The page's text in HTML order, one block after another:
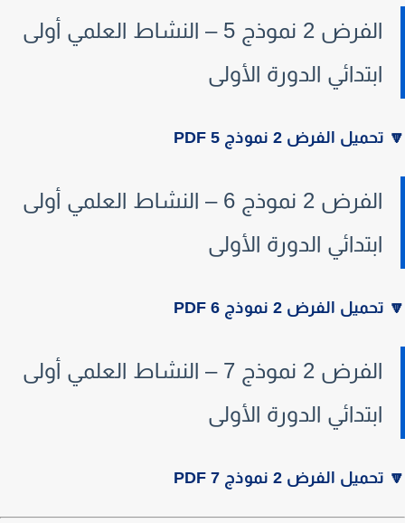
الفرض 2 نموذج 5 – النشاط العلمي أولى
ابتدائي الدورة الأولى
تحميل الفرض 2 نموذج 5 PDF
الفرض 2 نموذج 6 – النشاط العلمي أولى
ابتدائي الدورة الأولى
تحميل الفرض 2 نموذج 6 PDF
الفرض 2 نموذج 7 – النشاط العلمي أولى
ابتدائي الدورة الأولى
تحميل الفرض 2 نموذج 7 PDF